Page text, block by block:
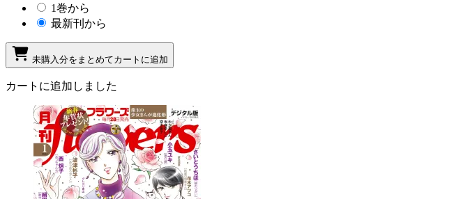
1巻から
最新刊から
未購入分をまとめてカートに追加
カートに追加しました